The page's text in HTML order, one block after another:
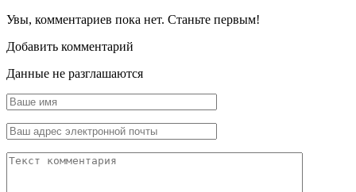
Увы, комментариев пока нет. Станьте первым!
Добавить комментарий
Данные не разглашаются